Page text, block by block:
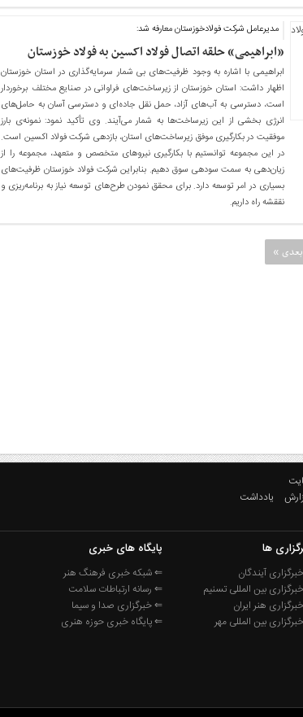
مدیرعامل شرکت فولادخوزستان معارفه شد:
«ابراهیمی» حلقه اتصال فولاد اکسین به فولاد خوزستان
ابراهیمی با اشاره به وجود ظرفیت‌های بی شمار سرمایه‌گذاری در استان خوزستان
اظهار داشت: استان خوزستان از زیرساخت‌های فراوانی در صنایع مختلف برخوردار
است، دسترسی به آب‌های آزاد، حمل نقل جاده‌ای و دسترسی آسان به حامل‌های
انرژی بخشی از این زیرساخت‌ها به شمار می‌آیند. وی تأکید نمود: نمونه‌ی بارز
موفقیت در بکارگیری موفق زیرساخت‌های استان، بازدهی شرکت فولاد اکسین است.
در این مجموعه توانستیم با بکارگیری نیروهای متخصص و متعهد، مجموعه را از
زیان‌دهی به سمت سودهی سوق دهیم. بنابراین شرکت فولاد خوزستان ظرفیت‌های
بسیاری در امر توسعه دارد. برای محقق نمودن طرح‌های توسعه نیاز به برنامه‌ریزی و
نققشه راه داریم.
بعدی »
یادداشت
ها
آیندگان
بین المللی تسنیم
هنر ایران
بین المللی مهر
پایگاه های خبری
⇐ شبکه خبری فرهنگ هنر
⇐ رسانه ارتباطات سلامت
⇐ خبرگزاری صدا و سیما
⇐ پایگاه خبری حوزه هنری